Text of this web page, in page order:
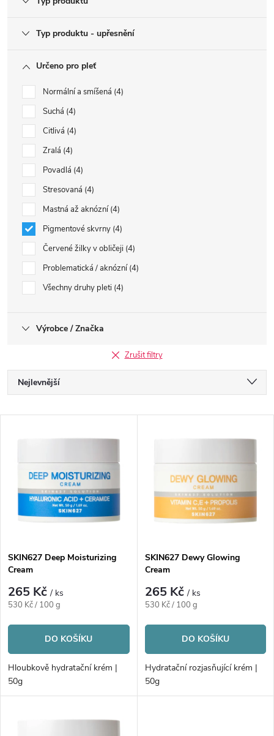
Typ produktu - upřesnění
Určeno pro pleť
Normální a smíšená 4
Suchá 4
Citlivá 4
Zralá 4
Povadlá 4
Stresovaná 4
Mastná až aknózní 4
Pigmentové skvrny 4
Červené žilky v obličeji 4
Problematická / aknózní 4
Všechny druhy pleti 4
Výrobce / Značka
Zrušit filtry
Ř
a
n
p
r
o
d
u
Nejlevnější
p
s
p
r
o
d
u
SKIN627 Deep Moisturizing
Cream
265 Kč/ ks
Měrná
530 Kč / 100 g
DO KOŠÍKU
Hloubkově hydratační krém |
50g
SKIN627 Dewy Glowing
Cream
265 Kč/ ks
Měrná
530 Kč / 100 g
DO KOŠÍKU
Hydratační rozjasňující krém |
50g